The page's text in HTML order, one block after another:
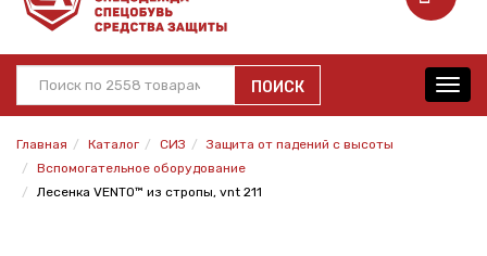
ПОИСК
Главная Каталог СИЗ
Защита от падений с высоты
Вспомогательное оборудование
Лесенка VENTO™ из стропы, vnt 211